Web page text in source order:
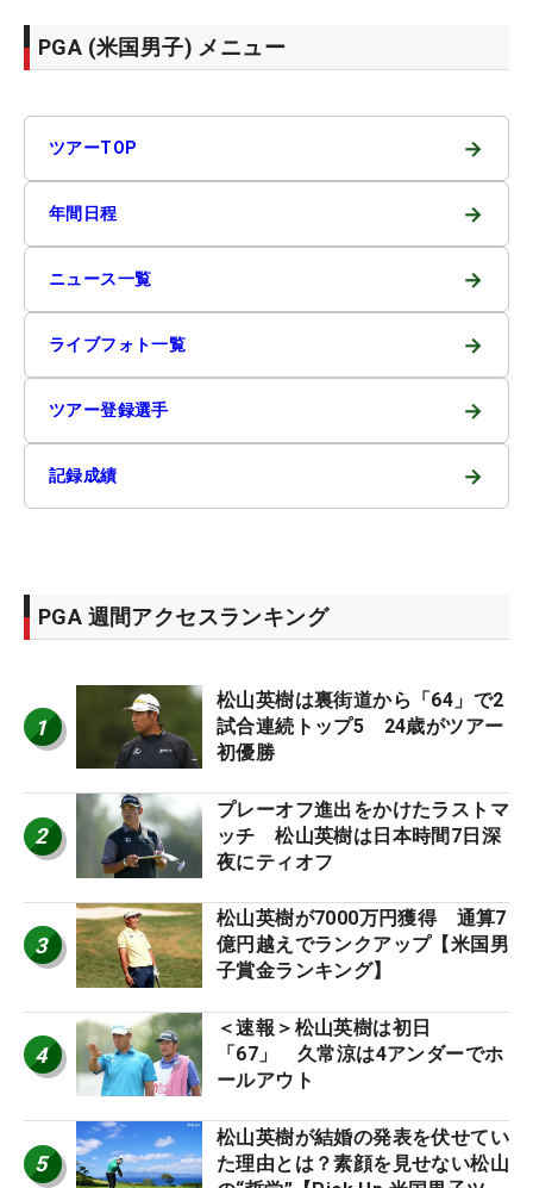
PGA (米国男子) メニュー
ツアーTOP →
年間日程 →
ニュース一覧 →
ライブフォト一覧 →
ツアー登録選手 →
記録成績 →
PGA 週間アクセスランキング
1
松山英樹は裏街道から「64」で2
試合連続トップ5 24歳がツアー
初優勝
2
プレーオフ進出をかけたラストマ
ッチ 松山英樹は日本時間7日深
夜にティオフ
3
松山英樹が7000万円獲得 通算7
億円越えでランクアップ【米国男
子賞金ランキング】
4
＜速報＞松山英樹は初日
「67」 久常涼は4アンダーでホ
ールアウト
5
松山英樹が結婚の発表を伏せてい
た理由とは？素顔を見せない松山